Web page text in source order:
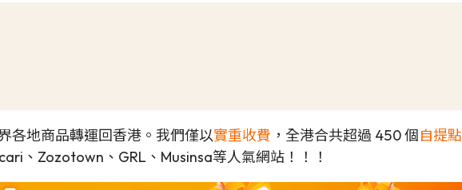
各地商品轉運回香港。我們僅以實重收費 ，全港合共超過 450 個自提點
、Zozotown、GRL、Musinsa等人氣網站！！！